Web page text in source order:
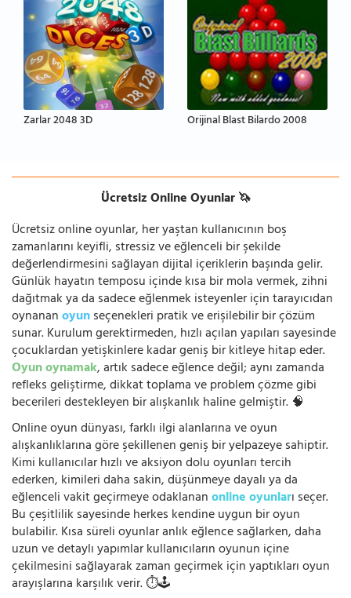
Zarlar 2048 3D Orijinal Blast Bilardo 2008
Ücretsiz Online Oyunlar 🦄
Ücretsiz online oyunlar, her yaştan kullanıcının boş
zamanlarını keyifli, stressiz ve eğlenceli bir şekilde
değerlendirmesini sağlayan dijital içeriklerin başında gelir.
Günlük hayatın temposu içinde kısa bir mola vermek, zihni
dağıtmak ya da sadece eğlenmek isteyenler için tarayıcıdan
oynananoyunseçenekleri pratik ve erişilebilir bir çözüm
sunar. Kurulum gerektirmeden, hızlı açılan yapıları sayesinde
çocuklardan yetişkinlere kadar geniş bir kitleye hitap eder.
Oyun oynamak, artık sadece eğlence değil; aynı zamanda
refleks geliştirme, dikkat toplama ve problem çözme gibi
becerileri destekleyen bir alışkanlık haline gelmiştir. 🧠
Online oyun dünyası, farklı ilgi alanlarına ve oyun
alışkanlıklarına göre şekillenen geniş bir yelpazeye sahiptir.
Kimi kullanıcılar hızlı ve aksiyon dolu oyunları tercih
ederken, kimileri daha sakin, düşünmeye dayalı ya da
eğlenceli vakit geçirmeye odaklananonline oyunları seçer.
Bu çeşitlilik sayesinde herkes kendine uygun bir oyun
bulabilir. Kısa süreli oyunlar anlık eğlence sağlarken, daha
uzun ve detaylı yapımlar kullanıcıların oyunun içine
çekilmesini sağlayarak zaman geçirmek için yaptıkları oyun
arayışlarına karşılık verir. ⏱️🕹️